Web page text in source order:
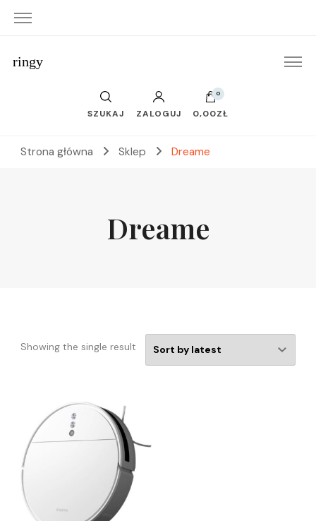
ringy
SZUKAJ ZALOGUJ
0
0,00ZŁ
Strona główna Sklep Dreame
Dreame
Showing the single result